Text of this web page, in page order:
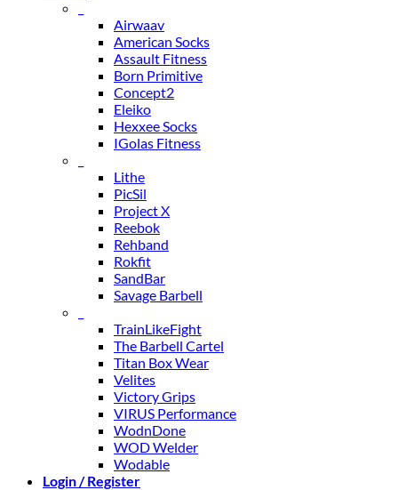
Airwaav
American Socks
Assault Fitness
Born Primitive
Concept2
Eleiko
Hexxee Socks
IGolas Fitness
Lithe
PicSil
Project X
Reebok
Rehband
Rokfit
SandBar
Savage Barbell
TrainLikeFight
The Barbell Cartel
Titan Box Wear
Velites
Victory Grips
VIRUS Performance
WodnDone
WOD Welder
Wodable
Login / Register